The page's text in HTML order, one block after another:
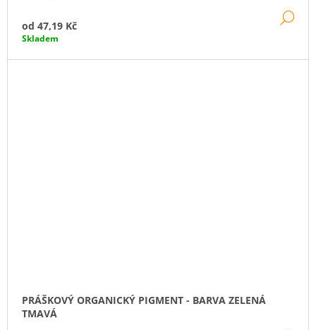
od 47,19 Kč
Skladem
PRÁŠKOVÝ ORGANICKÝ PIGMENT - BARVA ZELENÁ
TMAVÁ